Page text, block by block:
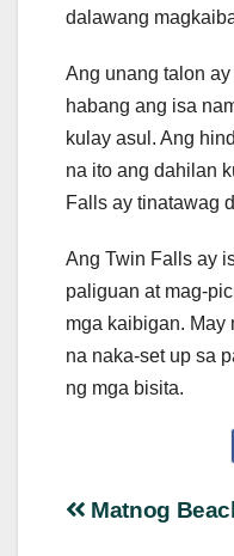
dalawang
Ang unang talon
habang ang isa
kulay asul. Ang
na ito ang dahilan
Falls ay tinatawag
Ang Twin Falls ay
paliguan at mag-
mga kaibigan. May
na naka-set up sa
ng mga bisita.
Post
Matnog